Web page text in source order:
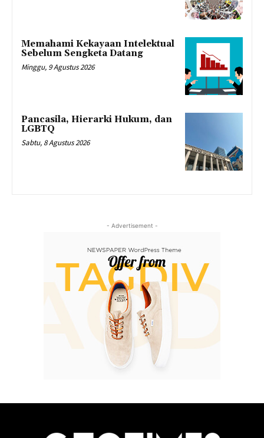
Memahami Kekayaan Intelektual
Sebelum Sengketa Datang
Minggu, 9 Agustus 2026
Pancasila, Hierarki Hukum, dan
LGBTQ
Sabtu, 8 Agustus 2026
- Advertisement -